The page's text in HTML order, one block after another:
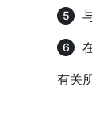
有关